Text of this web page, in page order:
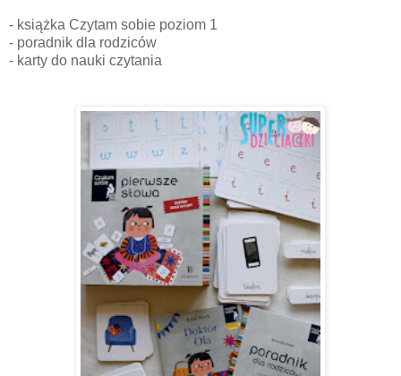
- książka Czytam sobie poziom 1
- poradnik dla rodziców
- karty do nauki czytania